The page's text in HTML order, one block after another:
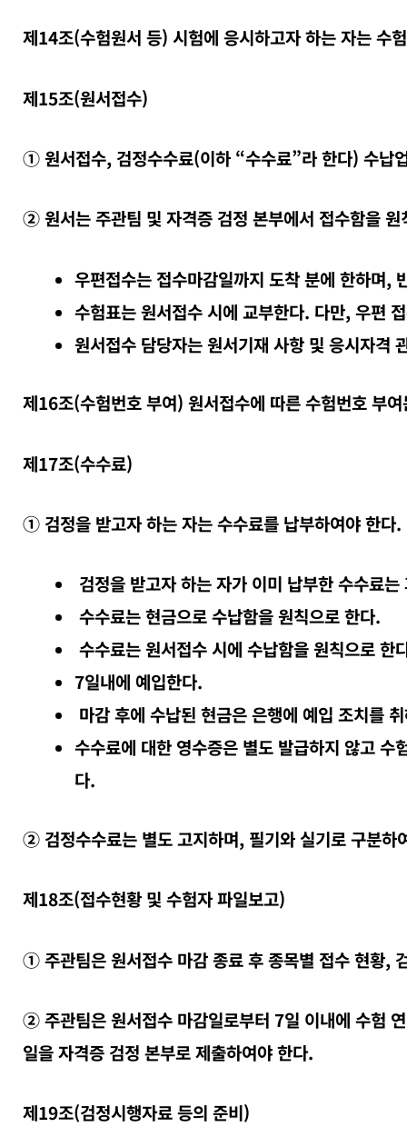
제14조(수험원서 등) 시험에 응시하고자 하는 자는 수
제15조(원서접수)
① 원서접수, 검정수수료(이하 “수수료”라 한다) 수납
② 원서는 주관팀 및 자격증 검정 본부에서 접수함을
우편접수는 접수마감일까지 도착 분에 한하며,
수험표는 원서접수 시에 교부한다. 다만, 우편
원서접수 담당자는 원서기재 사항 및 응시자격
제16조(수험번호 부여) 원서접수에 따른 수험번호 부
제17조(수수료)
① 검정을 받고자 하는 자는 수수료를 납부하여야 한다.
검정을 받고자 하는 자가 이미 납부한 수수료
수수료는 현금으로 수납함을 원칙으로 한다.
수수료는 원서접수 시에 수납함을 원칙으로
7일내에 예입한다.
마감 후에 수납된 현금은 은행에 예입 조치를
수수료에 대한 영수증은 별도 발급하지 않고
다.
② 검정수수료는 별도 고지하며, 필기와 실기로 구분하
제18조(접수현황 및 수험자 파일보고)
① 주관팀은 원서접수 마감 종료 후 종목별 접수 현황,
② 주관팀은 원서접수 마감일로부터 7일 이내에 수험
일을 자격증 검정 본부로 제출하여야 한다.
제19조(검정시행자료 등의 준비)